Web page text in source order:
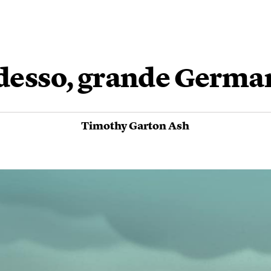
grande
Timothy Garton Ash